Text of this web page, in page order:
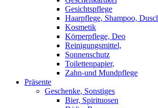
Gesichtspflege
Haarpflege, Shampoo,
Kosmetik
Körperpflege, Deo
Reinigungsmittel,
Sonnenschutz
Toilettenpapier,
Zahn-und Mundpflege
Präsente
Geschenke, Sonstiges
Bier, Spirituosen